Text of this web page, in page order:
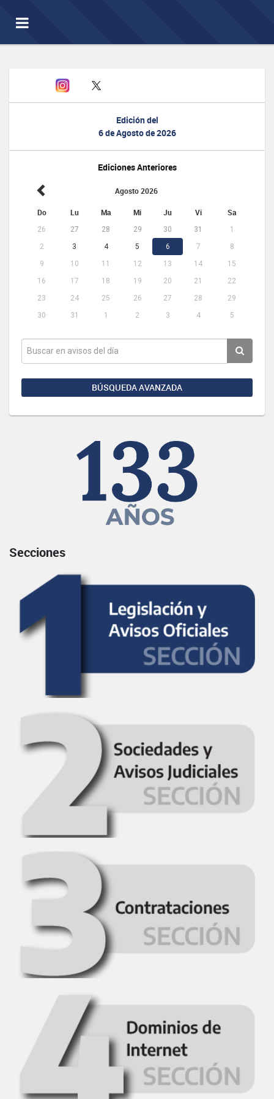
Toggle
navigation
Edición del
6 de Agosto de 2026
Ediciones Anteriores
Agosto 2026
Do Lu Ma Mi Ju Vi Sa
26 27 28 29 30 31
1
2
3 4 5 6 7
8
9
10 11 12 13 14
15
16
17 18 19 20 21
22
23
24 25 26 27 28
29
30
31 1 2 3 4 5
BÚSQUEDA AVANZADA
Secciones